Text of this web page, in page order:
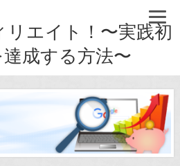
エイト！〜実践初
成する方法〜